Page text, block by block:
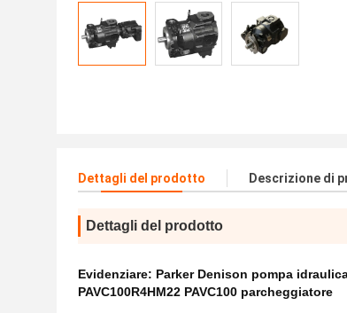
Dettagli del prodotto Descrizione di
Dettagli del prodotto
Evidenziare: Parker Denison pompa
PAVC100R4HM22 PAVC100 parcheggiatore